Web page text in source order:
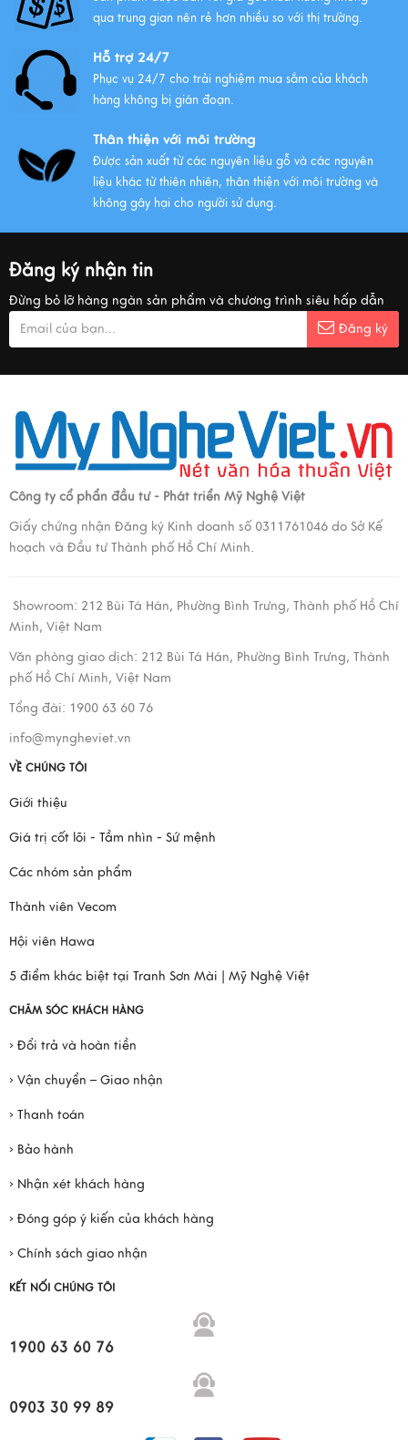
qua trung gian nên rẻ hơn nhiều so với thị trường.
Hỗ trợ 24/7
Phục vụ 24/7 cho trải nghiệm mua sắm của khách
hàng không bị gián đoạn.
Thân thiện với môi trường
Được sản xuất từ các nguyên liệu gỗ và các nguyên
liệu khác từ thiên nhiên, thân thiện với môi trường và
không gây hại cho người sử dụng.
Đăng ký nhận tin
Đừng bỏ lỡ hàng ngàn sản phẩm và chương trình siêu hấp dẫn
Đăng ký
Công ty cổ phẩn đầu tư - Phát triển Mỹ Nghệ Việt
Giấy chứng nhận Đăng ký Kinh doanh số 0311761046 do Sở Kế
hoạch và Đầu tư Thành phố Hồ Chí Minh.
Showroom: 212 Bùi Tá Hán, Phường Bình Trưng, Thành phố Hồ Chí
Minh, Việt Nam
Văn phòng giao dịch: 212 Bùi Tá Hán, Phường Bình Trưng, Thành
phố Hồ Chí Minh, Việt Nam
Tổng đài: 1900 63 60 76
info@myngheviet.vn
VỀ CHÚNG TÔI
Giới thiệu
Giá trị cốt lõi - Tầm nhìn - Sứ mệnh
Các nhóm sản phẩm
Thành viên Vecom
Hội viên Hawa
5 điểm khác biệt tại Tranh Sơn Mài | Mỹ Nghệ Việt
CHĂM SÓC KHÁCH HÀNG
› Đổi trả và hoàn tiền
› Vận chuyển – Giao nhận
› Thanh toán
› Bảo hành
› Nhận xét khách hàng
› Đóng góp ý kiến của khách hàng
› Chính sách giao nhận
KẾT NỐI CHÚNG TÔI
1900 63 60 76
0903 30 99 89